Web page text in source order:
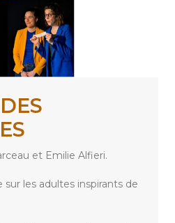
et Emilie Alfieri.
les adultes inspirants de